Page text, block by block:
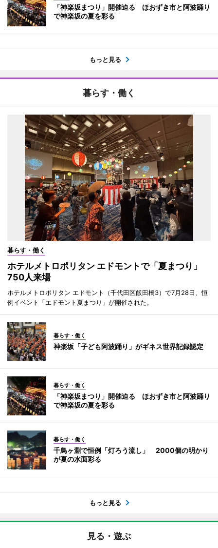
「神楽坂まつり」開催迫る ほおずき市と阿波踊り
で神楽坂の夏を彩る
もっと見る
暮らす・働く
暮らす・働く
ホテルメトロポリタン エドモントで「夏まつり」
750人来場
ホテルメトロポリタン エドモント（千代田区飯田橋3）で7月28日、恒
例イベント「エドモント夏まつり」が開催された。
暮らす・働く
神楽坂「子ども阿波踊り」がギネス世界記録認定
暮らす・働く
「神楽坂まつり」開催迫る ほおずき市と阿波踊り
で神楽坂の夏を彩る
暮らす・働く
千鳥ヶ淵で恒例「灯ろう流し」 2000個の明かり
が夏の水面彩る
もっと見る
見る・遊ぶ